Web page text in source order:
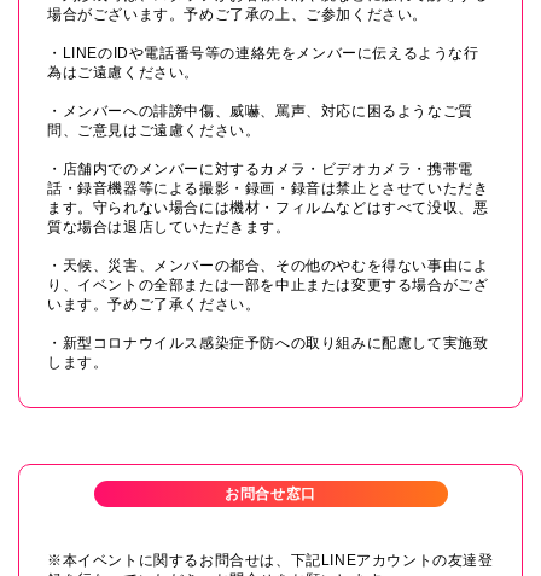
場合がございます。予めご了承の上、ご参加ください。
・LINEのIDや電話番号等の連絡先をメンバーに伝えるような行
為はご遠慮ください。
・メンバーへの誹謗中傷、威嚇、罵声、対応に困るようなご質
問、ご意見はご遠慮ください。
・店舗内でのメンバーに対するカメラ・ビデオカメラ・携帯電
話・録音機器等による撮影・録画・録音は禁止とさせていただき
ます。守られない場合には機材・フィルムなどはすべて没収、悪
質な場合は退店していただきます。
・天候、災害、メンバーの都合、その他のやむを得ない事由によ
り、イベントの全部または一部を中止または変更する場合がござ
います。予めご了承ください。
・新型コロナウイルス感染症予防への取り組みに配慮して実施致
します。
お問合せ窓口
※本イベントに関するお問合せは、下記LINEアカウントの友達登